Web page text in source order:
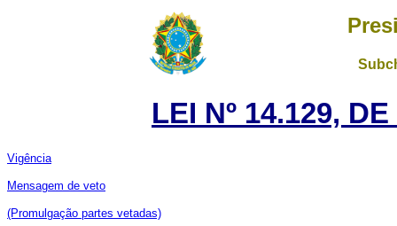
LEI Nº 14.129,
Vigência
Mensagem de veto
(Promulgação partes vetadas)